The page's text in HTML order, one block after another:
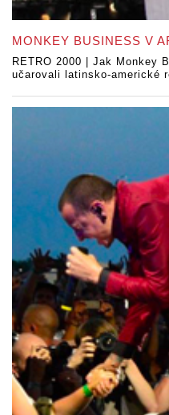
MONKEY BUSINESS V
RETRO 2000 | Jak Monkey
učarovali latinsko-americké